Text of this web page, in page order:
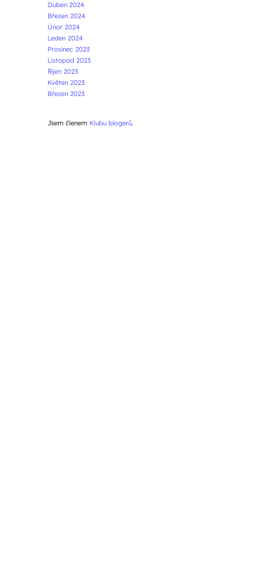
Duben 2024
Březen 2024
Únor 2024
Leden 2024
Prosinec 2023
Listopad 2023
Říjen 2023
Květen 2023
Březen 2023
Jsem členem Klubu blogerů.